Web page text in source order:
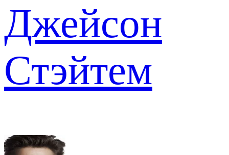
Джейсон
Стэйтем